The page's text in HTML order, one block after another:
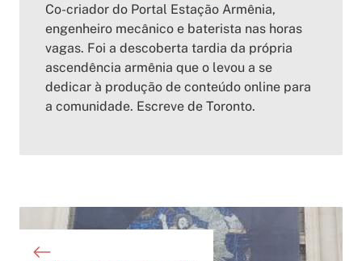
Co-criador do Portal Estação Armênia,
engenheiro mecânico e baterista nas horas
vagas. Foi a descoberta tardia da própria
ascendência armênia que o levou a se
dedicar à produção de conteúdo online para
a comunidade. Escreve de Toronto.